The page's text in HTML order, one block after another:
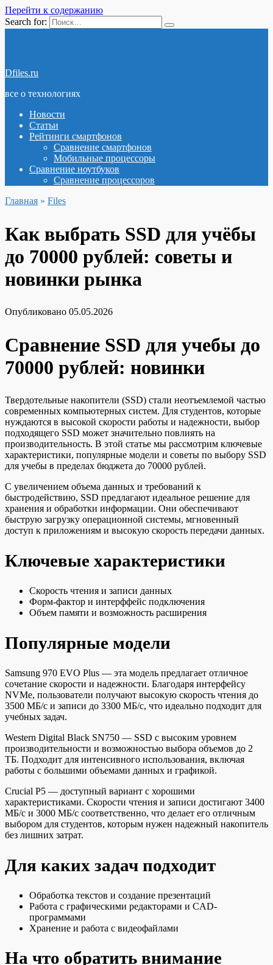
Перейти к содержанию
Search for:
Dfiles.ru
все о технологиях
Новости
Статьи
Рейтинги смартфонов
Сравнение смартфонов
Мобильные процессоры
Сравнение ноутбуков
Сравнение процессоров
Главная » Files
Как выбрать SSD для учёбы
до 70000 рублей: советы и
новинки рынка
Опубликовано 05.05.2026
Сравнение SSD для учебы до
70000 рублей: новинки
Твердотельные накопители (SSD) стали неотъемлемой частью
современных компьютерных систем. Для студентов, которые
нуждаются в высокой скорости работы и надежности, выбор
подходящего SSD может значительно повлиять на
производительность. В этой статье мы рассмотрим ключевые
характеристики, популярные модели и советы по выбору SSD
для учебы в пределах бюджета до 70000 рублей.
С увеличением объема данных и требований к
быстродействию, SSD предлагают идеальное решение для
хранения и обработки информации. Они обеспечивают
быструю загрузку операционной системы, мгновенный
доступ к приложениям и высокую скорость передачи данных.
Ключевые характеристики
Скорость чтения и записи данных
Форм-фактор и интерффейс подключения
Объем памяти и возможность расширения
Популярные модели
Samsung 970 EVO Plus — эта модель предлагает отличное
сочетание скорости и надежности. Благодаря интерфейсу
NVMe, пользователи получают высокую скорость чтения до
3500 МБ/с и записи до 3300 МБ/с, что идеально подходит для
учебных задач.
Western Digital Black SN750 — SSD с высоким уровнем
производительности и возможностью выбора объемов до 2
ТБ. Подходит для интенсивного использования, включая
работы с большими объемами данных и графикой.
Crucial P5 — доступный вариант с хорошими
характеристиками. Скорости чтения и записи достигают 3400
МБ/с и 3000 МБ/с соответственно, что делает его отличным
выбором для студентов, которым нужен надежный накопитель
без лишних затрат.
Для каких задач подходит
Обработка текстов и создание презентаций
Работа с графическими редакторами и CAD-
программами
Хранение и работа с видеофайлами
На что обратить внимание